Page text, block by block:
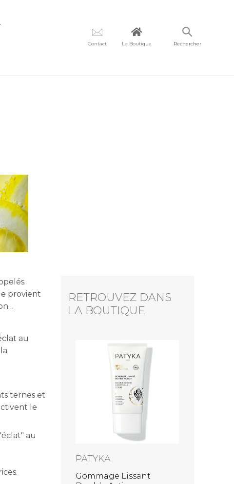
Contact La Boutique Rechercher
provient
au
ternes et
le
au
RETROUVEZ DANS
LA BOUTIQUE
peau
PATYKA
Gommage Lissant